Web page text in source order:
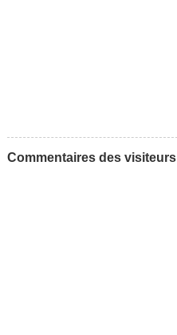
Commentaires des visiteurs